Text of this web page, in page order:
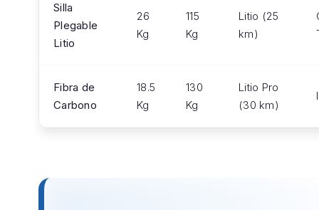
Silla
Plegable
Litio
26
Kg
115
Kg
Litio (25
km)
Fibra de
Carbono
18.5
Kg
130
Kg
Litio Pro
(30 km)